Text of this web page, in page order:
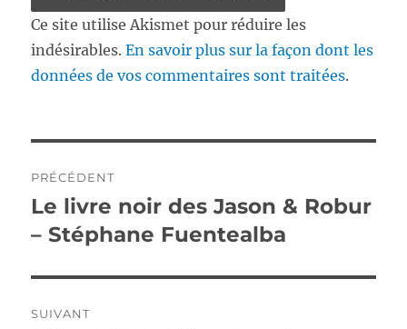
Ce site utilise Akismet pour réduire les
indésirables.En savoir plus sur la façon dont les
données de vos commentaires sont traitées.
de
l’article
PRÉCÉDENT
Publication
précédente :
Le livre noir des Jason & Robur
– Stéphane Fuentealba
SUIVANT